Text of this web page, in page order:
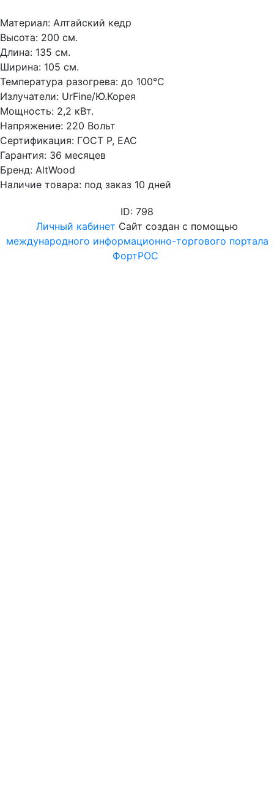
Материал: Алтайский кедр
Высота: 200 см.
Длина: 135 см.
Ширина: 105 см.
Температура разогрева: до 100°С
Излучатели: UrFine/Ю.Корея
Мощность: 2,2 кВт.
Напряжение: 220 Вольт
Сертификация: ГОСТ Р, EAC
Гарантия: 36 месяцев
Бренд: AltWood
Наличие товара: под заказ 10 дней
ID: 798
Личный кабинет Сайт создан с помощью
международного информационно-торгового портала
ФортРОС